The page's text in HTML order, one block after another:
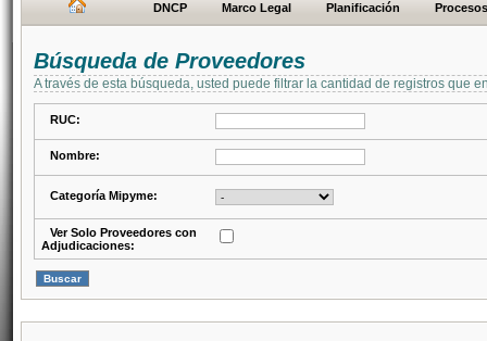
DNCP Marco Legal Planificación Procesos
Búsqueda de Proveedores
A través de esta búsqueda, usted puede filtrar la cantidad de registros que
RUC:
Nombre:
Categoría Mipyme:
Ver Solo Proveedores con
Adjudicaciones: